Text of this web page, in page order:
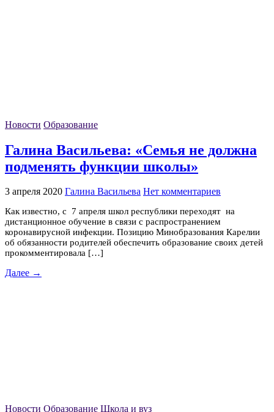
Новости Образование
Галина Васильева: «Семья не должна
подменять функции школы»
3 апреля 2020 Галина Васильева Нет комментариев
Как известно, с 7 апреля школ республики переходят на
дистанционное обучение в связи с распространением
коронавирусной инфекции. Позицию Минобразования Карелии
об обязанности родителей обеспечить образование своих детей
прокомментировала […]
Далее →
Новости Образование Школа и вуз